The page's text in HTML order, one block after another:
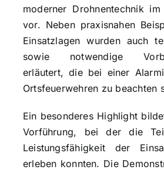
moderner Drohnentechnik im
vor. Neben praxisnahen
Einsatzlagen wurden auch
sowie notwendige
erläutert, die bei einer
Ortsfeuerwehren zu beachten
Ein besonderes Highlight
Vorführung, bei der die
Leistungsfähigkeit der
erleben konnten. Die